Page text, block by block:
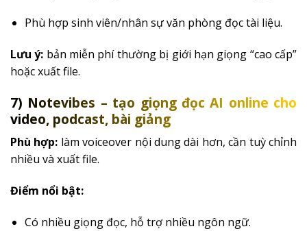
Phù hợp sinh viên/nhân sự văn phòng đọc tài liệu.
Lưu ý: bản miễn phí thường bị giới hạn giọng “cao cấp”
hoặc xuất file.
7) Notevibes – tạo giọng đọc AI online cho
video, podcast, bài giảng
Phù hợp: làm voiceover nội dung dài hơn, cần tuỳ chỉnh
nhiều và xuất file.
Điểm nổi bật:
Có nhiều giọng đọc, hỗ trợ nhiều ngôn ngữ.